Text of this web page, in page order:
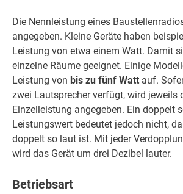
Die Nennleistung eines
angegeben. Kleine Geräte haben
Leistung von etwa einem Watt. Damit
einzelne Räume geeignet. Einige
Leistung von bis zu fünf Watt auf.
zwei Lautsprecher verfügt, wird jeweils
Einzelleistung angegeben. Ein doppelt
Leistungswert bedeutet jedoch nicht,
doppelt so laut ist. Mit jeder
wird das Gerät um drei Dezibel lauter.
Betriebsart